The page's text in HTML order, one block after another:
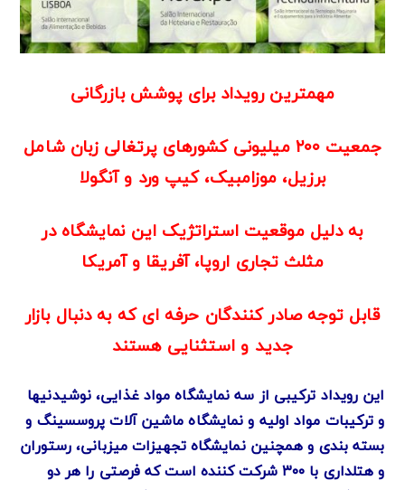
مهمترین رویداد برای پوشش بازرگانی
جمعیت ۲۰۰ میلیونی کشورهای پرتغالی زبان شامل
برزیل، موزامبیک، کیپ ورد و آنگولا
به دلیل موقعیت استراتژیک این نمایشگاه در
مثلث تجاری اروپا، آفریقا و آمریکا
قابل توجه صادر کنندگان حرفه ای که به دنبال بازار
جدید و استثنایی هستند
این رویداد ترکیبی از سه نمایشگاه مواد غذایی، نوشیدنیها
و ترکیبات مواد اولیه و نمایشگاه ماشین آلات پروسسینگ و
بسته بندی و همچنین نمایشگاه تجهیزات میزبانی، رستوران
و هتلداری با ۳۰۰ شرکت کننده است که فرصتی را هر دو